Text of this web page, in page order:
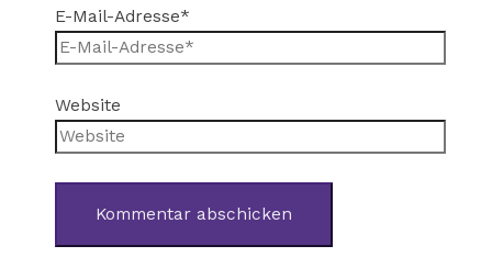
E-Mail-Adresse*
Website